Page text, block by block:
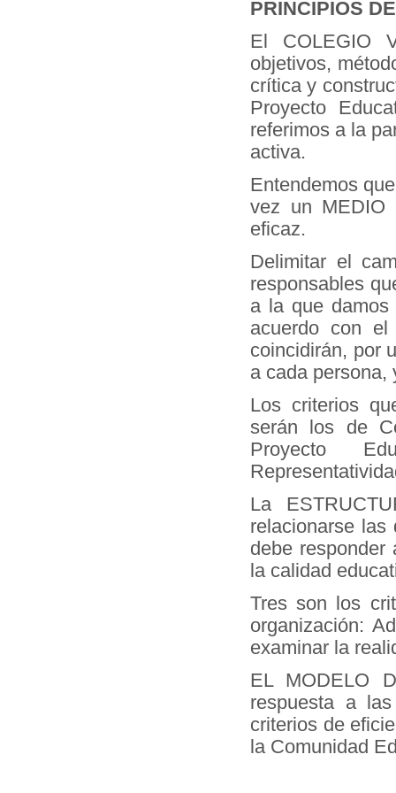
PRINCIPIOS
El COLEGIO
objetivos,
crítica y
Proyecto
referimos a la
activa.
Entendemos
vez un MEDIO
eficaz.
Delimitar el
responsables
a la que damos
acuerdo con
coincidirán, por
a cada persona,
Los criterios
serán los de
Proyecto
La
relacionarse las
debe responder
la calidad
Tres son los
organización:
examinar la
EL MODELO
respuesta a
criterios de
la Comunidad